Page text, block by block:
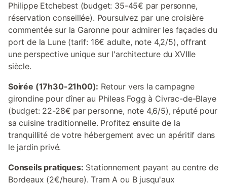
Philippe Etchebest (budget: 35-45€ par personne,
réservation conseillée). Poursuivez par une croisière
commentée sur la Garonne pour admirer les façades du
port de la Lune (tarif: 16€ adulte, note 4,2/5), offrant
une perspective unique sur l'architecture du XVIIIe
siècle.
Soirée (17h30-21h00): Retour vers la campagne
girondine pour dîner au Phileas Fogg à Civrac-de-Blaye
(budget: 22-28€ par personne, note 4,6/5), réputé pour
sa cuisine traditionnelle. Profitez ensuite de la
tranquillité de votre hébergement avec un apéritif dans
le jardin privé.
Conseils pratiques: Stationnement payant au centre de
Bordeaux (2€/heure). Tram A ou B jusqu'aux